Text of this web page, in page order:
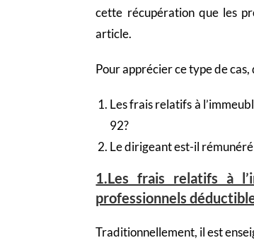
cette récupération que les
article.
Pour apprécier ce type de
Les frais relatifs à
92?
Le dirigeant est-il
1.Les frais relatifs à
professionnels
Traditionnellement, il est